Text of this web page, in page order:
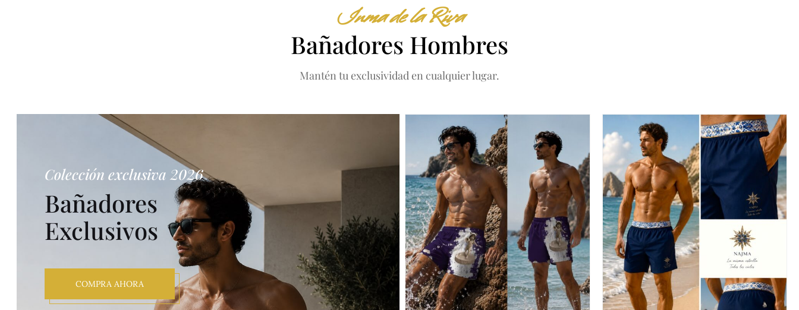
Inma de la Riva
Bañadores Hombres
Mantén tu exclusividad en cualquier lugar.
Colección exclusiva 2026
Bañadores
Exclusivos
COMPRA AHORA